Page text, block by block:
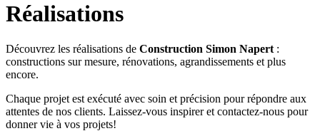
Réalisations
Découvrez les réalisations de Construction Simon Napert :
constructions sur mesure, rénovations, agrandissements et plus
encore.
Chaque projet est exécuté avec soin et précision pour répondre aux
attentes de nos clients. Laissez-vous inspirer et contactez-nous pour
donner vie à vos projets!